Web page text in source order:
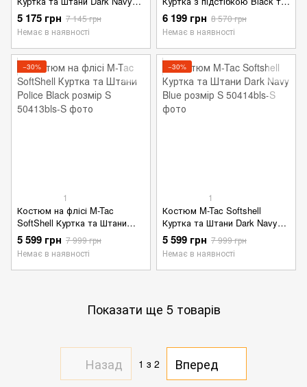
Blue розмір S
5 175 грн 7 145 грн
Немає в наявності
Штани чорний розмір S
6 199 грн 8 570 грн
Немає в наявності
−30%
1
Костюм на флісі M-Tac
SoftShell Куртка та Штани
Police Black розмір S
5 599 грн 7 999 грн
Немає в наявності
−30%
1
Костюм M-Tac Softshell
Куртка та Штани Dark Navy
Blue розмір S
5 599 грн 7 999 грн
Немає в наявності
Показати ще 5 товарів
Назад 1 з 2 Вперед